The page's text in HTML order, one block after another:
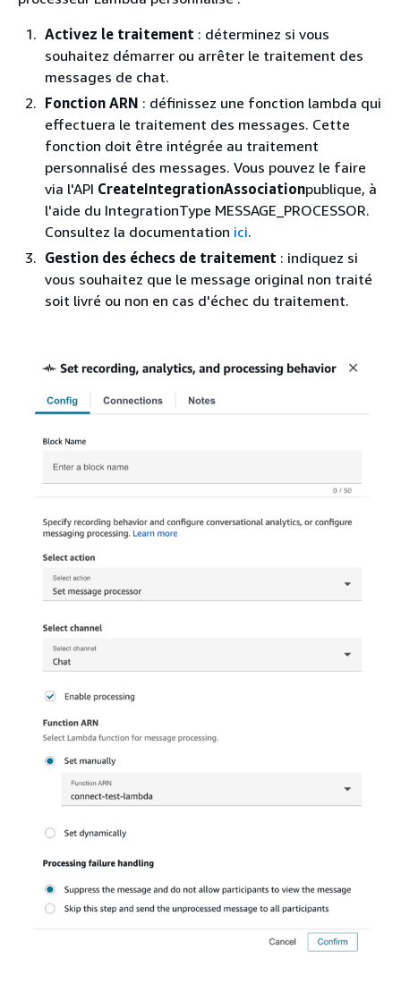
Activez le traitement : déterminez si vous
souhaitez démarrer ou arrêter le traitement des
messages de chat.
Fonction ARN : définissez une fonction lambda qui
effectuera le traitement des messages. Cette
fonction doit être intégrée au traitement
personnalisé des messages. Vous pouvez le faire
via l'API CreateIntegrationAssociationpublique, à
l'aide du IntegrationType MESSAGE_PROCESSOR.
Consultez la documentation ici.
Gestion des échecs de traitement : indiquez si
vous souhaitez que le message original non traité
soit livré ou non en cas d'échec du traitement.